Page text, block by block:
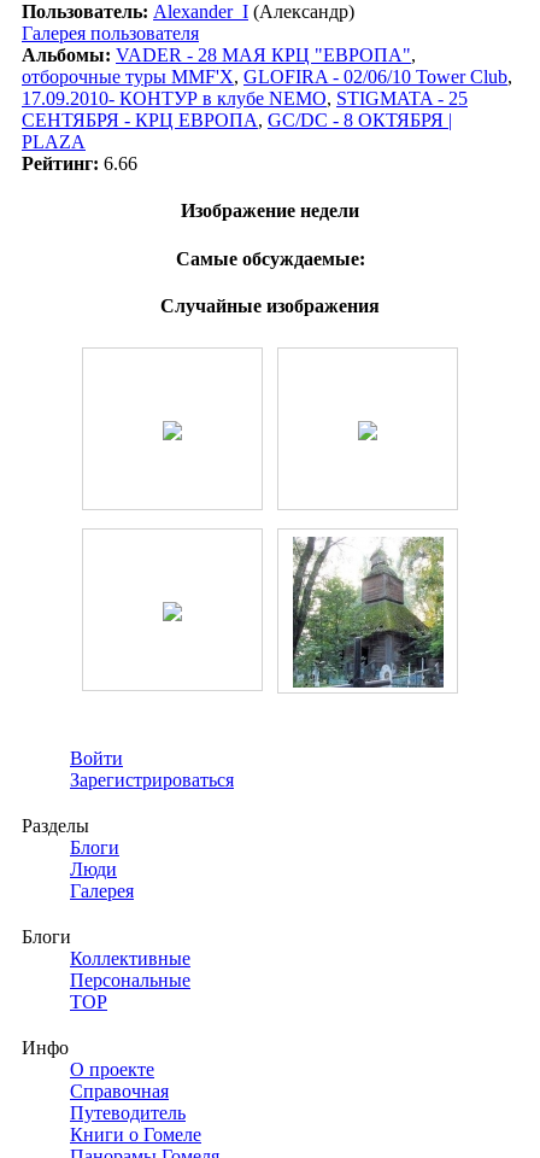
Пользователь: Alexander_I (Александр)
Галерея пользователя
Альбомы: VADER - 28 МАЯ КРЦ "ЕВРОПА",
отборочные туры MMF'X, GLOFIRA - 02/06/10 Tower Club,
17.09.2010- КОНТУР в клубе NEMO, STIGMATA - 25
СЕНТЯБРЯ - КРЦ ЕВРОПА, GC/DC - 8 ОКТЯБРЯ |
PLAZA
Рейтинг: 6.66
Изображение недели
Самые обсуждаемые:
Случайные изображения
Войти
Зарегистрироваться
Разделы
Блоги
Люди
Галерея
Блоги
Коллективные
Персональные
TOP
Инфо
О проекте
Справочная
Путеводитель
Книги о Гомеле